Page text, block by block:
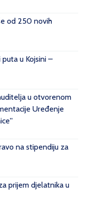
od 250 novih
u Kojsini –
u otvorenom
Uređenje
na stipendiju za
prijem djelatnika u